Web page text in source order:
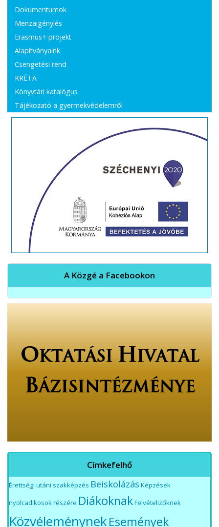
Dokumentumok
Menzaigénylés
Erasmus+ projekt
Alapítványaink
Csengetési rend
KRÉTA
Könyvtári katalógus
Tájékozató a gyermekvédelemről
A Közgé a Facebookon
Címkefelhő
Érettségi utáni szakképzés Beiskolázás Képzések
nyolcadikosok részére DiákoknakFelvételizőknek
KözvéleménynekEsemények